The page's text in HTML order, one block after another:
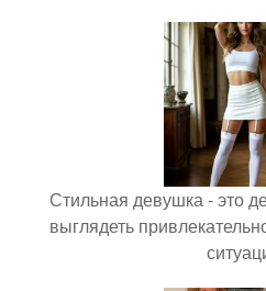
Стильная девушка - это
выглядеть